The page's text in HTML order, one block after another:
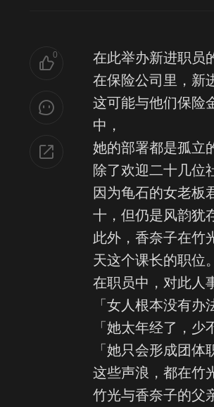
在此举办新进职员
在保险公司里，新
这可能与他们保险
中，
她的部署都是孤立
除了欢迎二十几位
因为龟石的女老板
十，但仍是风韵犹
此外，香奈子在竹
天这个课长的职位。
在职员中，对此人
「女人根本没有办
「她太年经了，少
「她只会形成团体
这些声浪，都在竹
竹光与香奈子的父
0